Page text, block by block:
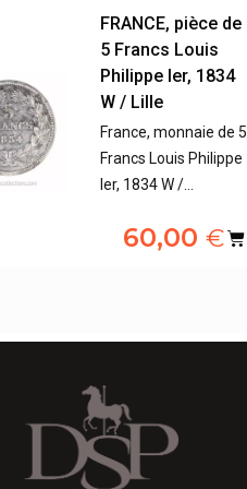
FRANCE, pièce de
5 Francs Louis
Philippe Ier, 1834
W / Lille
France, monnaie de 5
Francs Louis Philippe
Ier, 1834 W /…
60,00 €